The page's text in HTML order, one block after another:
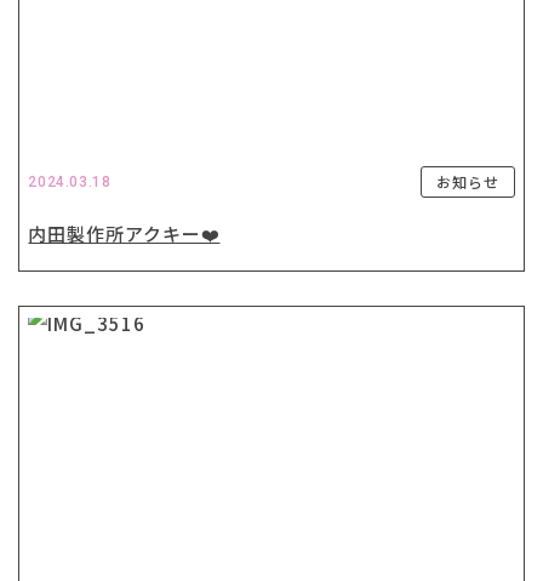
2024.03.18 お知らせ
内田製作所アクキー❤️